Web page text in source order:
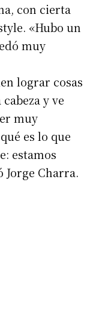
con cierta
«Hubo un
muy
lograr cosas
y ve
muy
es lo que
estamos
Jorge Charra.